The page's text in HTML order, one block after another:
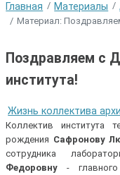
Главная Материалы
Материал:
Поздравляем с
института!
Жизнь коллектива
Коллектив института
рождения Сафронову
сотрудника
Федоровну - главного